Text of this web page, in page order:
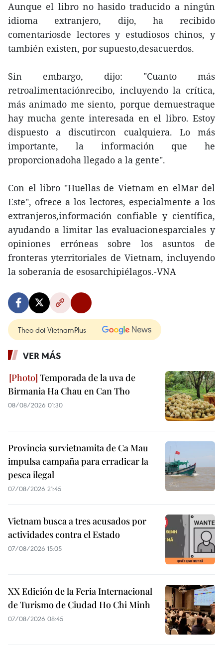
Aunque el libro no hasido traducido a ningún
idioma extranjero, dijo, ha recibido
comentariosde lectores y estudiosos chinos, y
también existen, por supuesto,desacuerdos.
Sin embargo, dijo: "Cuanto más
retroalimentaciónrecibo, incluyendo la crítica,
más animado me siento, porque demuestraque
hay mucha gente interesada en el libro. Estoy
dispuesto a discutircon cualquiera. Lo más
importante, la información que he
proporcionadoha llegado a la gente".
Con el libro "Huellas de Vietnam en elMar del
Este", ofrece a los lectores, especialmente a los
extranjeros,información confiable y científica,
ayudando a limitar las evaluacionesparciales y
opiniones erróneas sobre los asuntos de
fronteras yterritoriales de Vietnam, incluyendo
la soberanía de esosarchipiélagos.-VNA
Theo dõi VietnamPlus
VER MÁS
Temporada de la uva de
Birmania Ha Chau en Can Tho
08/08/2026 01:30
Provincia survietnamita de Ca Mau
impulsa campaña para erradicar la
pesca ilegal
07/08/2026 21:45
Vietnam busca a tres acusados por
actividades contra el Estado
07/08/2026 15:05
XX Edición de la Feria Internacional
de Turismo de Ciudad Ho Chi Minh
07/08/2026 08:45